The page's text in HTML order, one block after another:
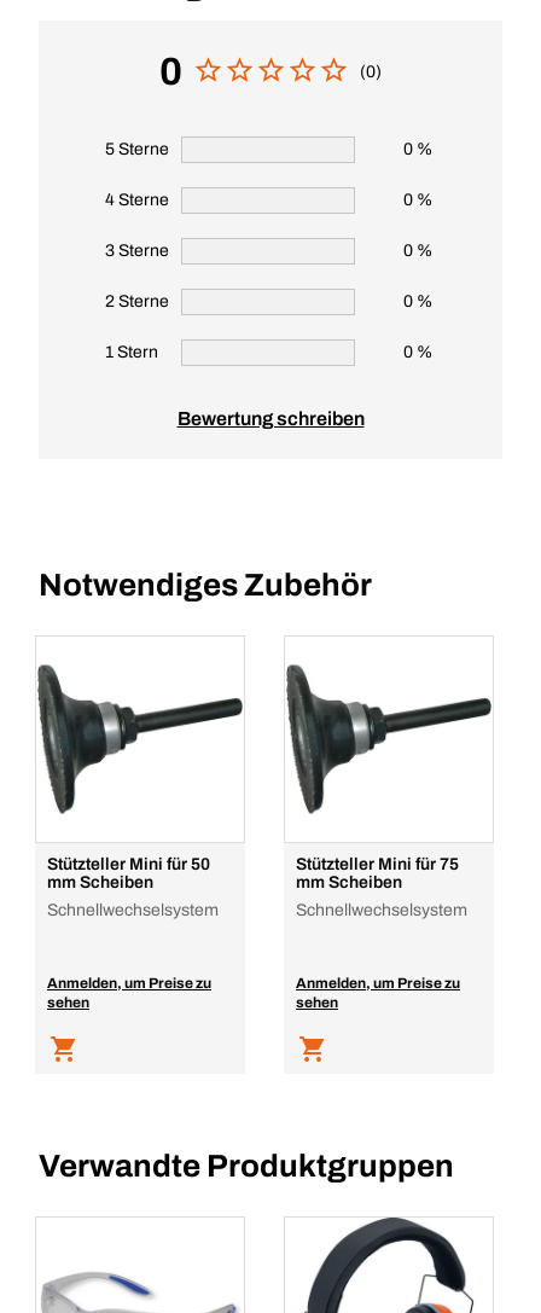
0 (0)
5 Sterne 0 %
4 Sterne 0 %
3 Sterne 0 %
2 Sterne 0 %
1 Stern 0 %
Bewertung schreiben
Notwendiges Zubehör
Stützteller Mini für 50
mm Scheiben
Schnellwechselsystem
Anmelden, um Preise zu
sehen
Stützteller Mini für 75
mm Scheiben
Schnellwechselsystem
Anmelden, um Preise zu
sehen
Verwandte Produktgruppen